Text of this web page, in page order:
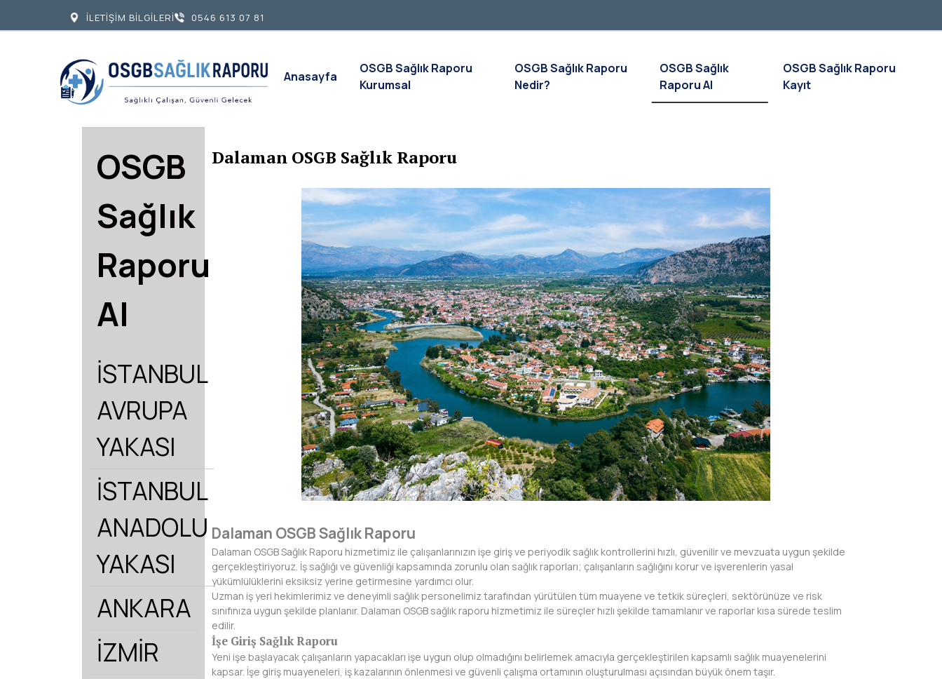
OSGB
Sağlık
Raporu
Al
İSTANBUL
AVRUPA
YAKASI
İSTANBUL
ANADOLU
YAKASI
ANKARA
İZMİR
Dalaman OSGB Sağlık Raporu
Dalaman OSGB Sağlık Raporu
Dalaman OSGB Sağlık Raporu hizmetimiz ile çalışanlarınızın işe giriş ve periyodik sağlık kontrollerini hızlı, güvenilir ve mevzuata uygun şekilde
gerçekleştiriyoruz. İş sağlığı ve güvenliği kapsamında zorunlu olan sağlık raporları; çalışanların sağlığını korur ve işverenlerin yasal
yükümlülüklerini eksiksiz yerine getirmesine yardımcı olur.
Uzman iş yeri hekimlerimiz ve deneyimli sağlık personelimiz tarafından yürütülen tüm muayene ve tetkik süreçleri, sektörünüze ve risk
sınıfınıza uygun şekilde planlanır. Dalaman OSGB sağlık raporu hizmetimiz ile süreçler hızlı şekilde tamamlanır ve raporlar kısa sürede teslim
edilir.
İşe Giriş Sağlık Raporu
Yeni işe başlayacak çalışanların yapacakları işe uygun olup olmadığını belirlemek amacıyla gerçekleştirilen kapsamlı sağlık muayenelerini
kapsar. İşe giriş muayeneleri, iş kazalarının önlenmesi ve güvenli çalışma ortamının oluşturulması açısından büyük önem taşır.
İLETİŞİM BİLGİLERİ 0546 613 07 81
Anasayfa
OSGB Sağlık Raporu
Kurumsal
OSGB Sağlık Raporu
Nedir?
OSGB Sağlık
Raporu Al
OSGB Sağlık Raporu
Kayıt